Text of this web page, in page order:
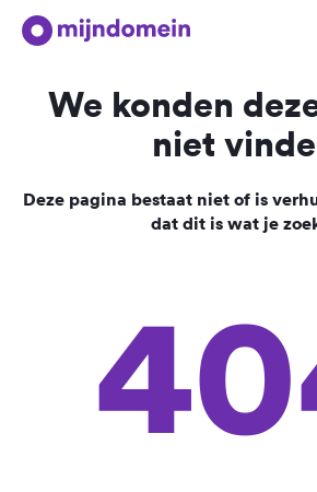
We konden
niet
Deze pagina bestaat niet of is
dat dit is wat je